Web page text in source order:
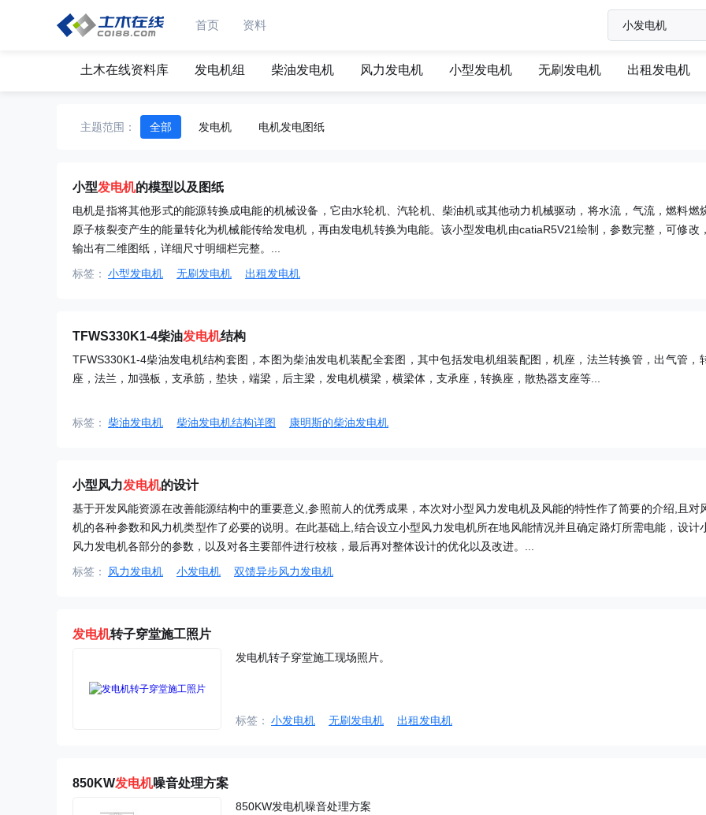
首页 资料
土木在线资料库 发电机组 柴油发电机 风力发电机 小型发电机 无刷发电机 出租发电机
主题范围： 全部 发电机 电机发电图纸
小型发电机的模型以及图纸
电机是指将其他形式的能源转换成电能的机械设备，它由水轮机、汽轮机、柴油机或其他动力机械驱动，将水流，气流，燃料燃
原子核裂变产生的能量转化为机械能传给发电机，再由发电机转换为电能。该小型发电机由catiaR5V21绘制，参数完整，可修改
输出有二维图纸，详细尺寸明细栏完整。...
标签： 小型发电机 无刷发电机 出租发电机
TFWS330K1-4柴油发电机结构
TFWS330K1-4柴油发电机结构套图，本图为柴油发电机装配全套图，其中包括发电机组装配图，机座，法兰转换管，出气管，
座，法兰，加强板，支承筋，垫块，端梁，后主梁，发电机横梁，横梁体，支承座，转换座，散热器支座等...
标签： 柴油发电机 柴油发电机结构详图 康明斯的柴油发电机
小型风力发电机的设计
基于开发风能资源在改善能源结构中的重要意义,参照前人的优秀成果，本次对小型风力发电机及风能的特性作了简要的介绍,且对
机的各种参数和风力机类型作了必要的说明。在此基础上,结合设立小型风力发电机所在地风能情况并且确定路灯所需电能，设计
风力发电机各部分的参数，以及对各主要部件进行校核，最后再对整体设计的优化以及改进。...
标签：
风力发电机 小发电机 双馈异步风力发电机
发电机转子穿堂施工照片
发电机转子穿堂施工现场照片。
标签： 小发电机 无刷发电机 出租发电机
850KW发电机噪音处理方案
850KW发电机噪音处理方案